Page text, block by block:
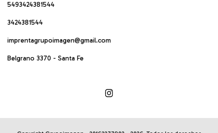
5493424381544
3424381544
imprentagrupoimagen@gmail.com
Belgrano 3370 - Santa Fe